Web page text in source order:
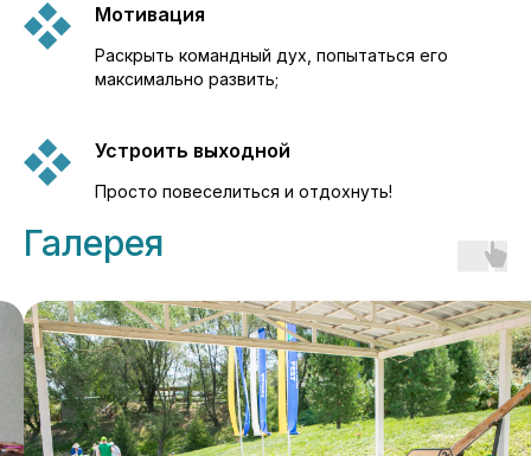
Мотивация
Раскрыть командный дух, попытаться его
максимально развить;
Устроить выходной
Просто повеселиться и отдохнуть!
Галерея